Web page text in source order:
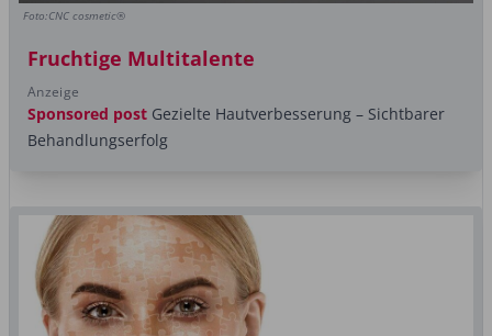
Foto:CNC cosmetic®
Fruchtige Multitalente
Anzeige
Sponsored post Gezielte Hautverbesserung – Sichtbarer
Behandlungserfolg